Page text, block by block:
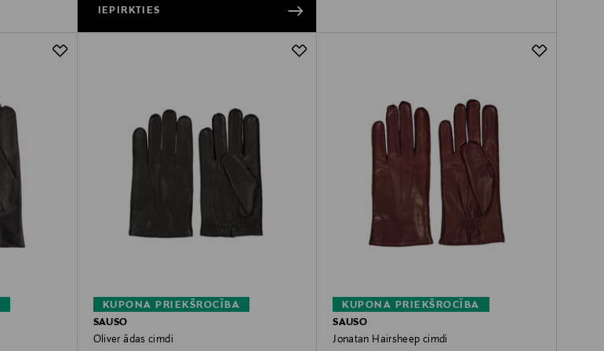
IEPIRKTIES
KUPONA PRIEKŠROCĪBA
SAUSO
Oliver ādas cimdi
KUPONA PRIEKŠROCĪBA
SAUSO
Jonatan Hairsheep cimdi